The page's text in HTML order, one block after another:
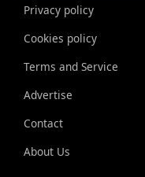
Privacy policy
Cookies policy
Terms and Service
Advertise
Contact
About Us